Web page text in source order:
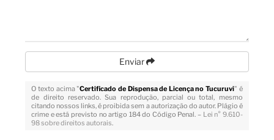
Enviar
O texto acima "Certificado de Dispensa de Licença no Tucuruvi" é
de direito reservado. Sua reprodução, parcial ou total, mesmo
citando nossos links, é proibida sem a autorização do autor. Plágio é
crime e está previsto no artigo 184 do Código Penal. – Lei n° 9.610-
98 sobre direitos autorais.